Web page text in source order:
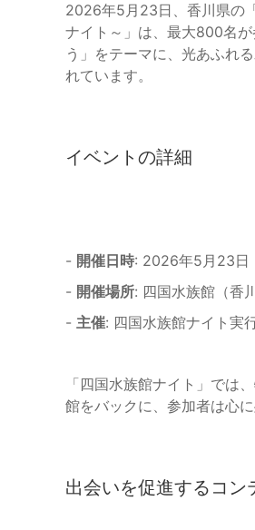
2026年5月23日、香川県の
ナイト～」は、最大800名
う」をテーマに、光あふれ
れています。
イベントの詳細
- 開催日時: 2026年5月23日
- 開催場所: 四国水族館（香
- 主催: 四国水族館ナイト実
「四国水族館ナイト」では
館をバックに、参加者は心
出会いを促進するコン